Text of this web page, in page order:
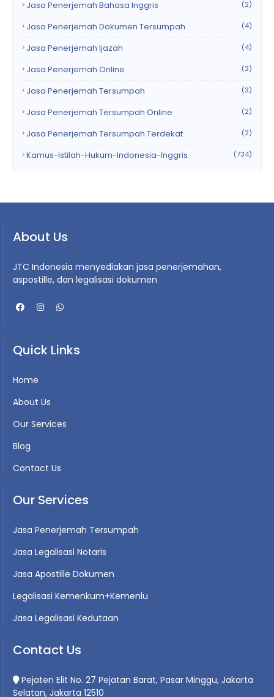
Jasa Penerjemah Bahasa Inggris (2)
Jasa Penerjemah Dokumen Tersumpah (4)
Jasa Penerjemah Ijazah (4)
Jasa Penerjemah Online (2)
Jasa Penerjemah Tersumpah (3)
Jasa Penerjemah Tersumpah Online (2)
Jasa Penerjemah Tersumpah Terdekat (2)
Kamus-Istilah-Hukum-Indonesia-Inggris (734)
About Us
JTC Indonesia menyediakan jasa penerjemahan,
aspostille, dan legalisasi dokumen
Quick Links
Home
About Us
Our Services
Blog
Contact Us
Our Services
Jasa Penerjemah Tersumpah
Jasa Legalisasi Notaris
Jasa Apostille Dokumen
Legalisasi Kemenkum+Kemenlu
Jasa Legalisasi Kedutaan
Contact Us
Pejaten Elit No. 27 Pejatan Barat, Pasar Minggu, Jakarta
Selatan, Jakarta 12510